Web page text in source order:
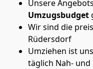
Unsere
Umzugsbudget
Wir sind die
Rüdersdorf
Umziehen ist
täglich Nah-